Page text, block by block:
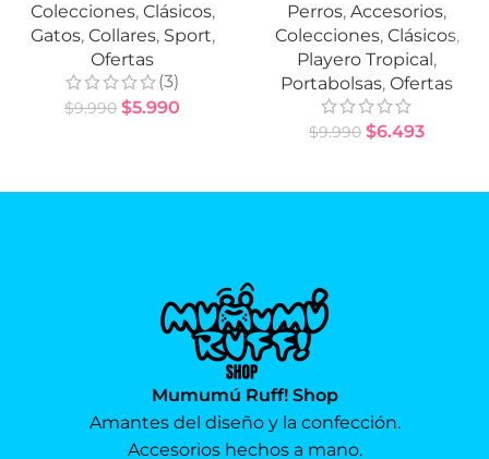
Colecciones, Clásicos,
Gatos, Collares, Sport,
Ofertas
(3)
$9.990 $5.990
Perros, Accesorios,
Colecciones, Clásicos,
Playero Tropical ,
Portabolsas, Ofertas
$9.990 $6.493
Mumumú Ruff! Shop
Amantes del diseño y la confección.
Accesorios hechos a mano.